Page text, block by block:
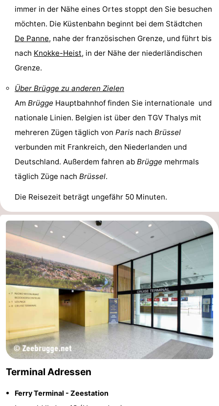
immer in der Nähe eines Ortes stoppt den Sie besuchen
möchten. Die Küstenbahn beginnt bei dem Städtchen
De Panne, nahe der französischen Grenze, und führt bis
nach Knokke-Heist, in der Nähe der niederländischen
Grenze.
Über Brügge zu anderen Zielen
Am Brügge Hauptbahnhof finden Sie internationale und
nationale Linien. Belgien ist über den TGV Thalys mit
mehreren Zügen täglich von Paris nach Brüssel
verbunden mit Frankreich, den Niederlanden und
Deutschland. Außerdem fahren ab Brügge mehrmals
täglich Züge nach Brüssel.
Die Reisezeit beträgt ungefähr 50 Minuten.
Terminal Adressen
Ferry Terminal - Zeestation